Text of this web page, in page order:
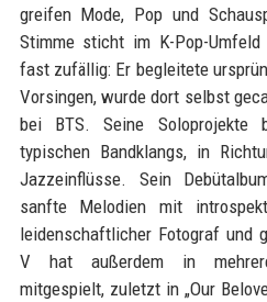
greifen Mode, Pop und
Stimme sticht im K-Pop-
fast zufällig: Er begleitete
Vorsingen, wurde dort selbst
bei BTS. Seine Soloprojekte
typischen Bandklangs, in
Jazzeinflüsse. Sein
sanfte Melodien mit
leidenschaftlicher Fotograf und
V hat außerdem in
mitgespielt, zuletzt in „Our